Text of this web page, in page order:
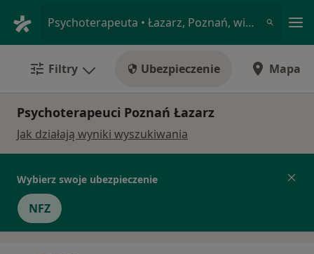
Psychoterapeuta • Łazarz, Poznań, wielkopolskie
Filtry Ubezpieczenie Mapa
Psychoterapeuci Poznań Łazarz
Jak działają wyniki wyszukiwania
Wybierz swoje ubezpieczenie
NFZ